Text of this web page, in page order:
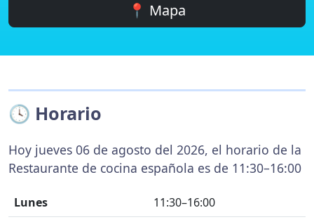
📍 Mapa
🕓 Horario
Hoy jueves 06 de agosto del 2026, el horario de la
Restaurante de cocina española es de 11:30–16:00
Lunes
11:30–16:00